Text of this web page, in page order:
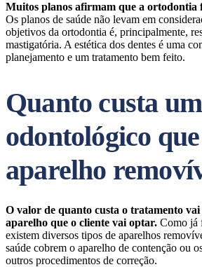
Muitos planos afirmam que a ortodontia
Os planos de saúde não levam em
objetivos da ortodontia é, principalmente,
mastigatória. A estética dos dentes é uma
planejamento e um tratamento bem feito.
Quanto custa
odontológico
aparelho
O valor de quanto custa o tratamento
aparelho que o cliente vai optar. Como já
existem diversos tipos de aparelhos
saúde cobrem o aparelho de contenção ou
outros procedimentos de correção.